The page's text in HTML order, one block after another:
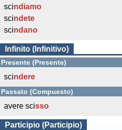
scindiamo
scindete
scindano
Infinito (Infinitivo)
Presente (Presente)
scindere
Passato (Compuesto)
avere scisso
Participio (Participio)